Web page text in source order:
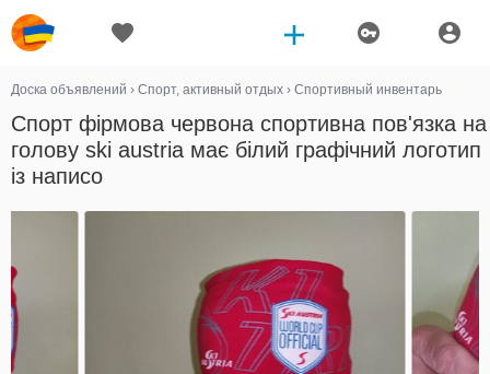
Доска объявлений › Спорт, активный отдых › Спортивный инвентарь
Спорт фірмова червона спортивна пов'язка на
голову ski austria має білий графічний логотип
із написо